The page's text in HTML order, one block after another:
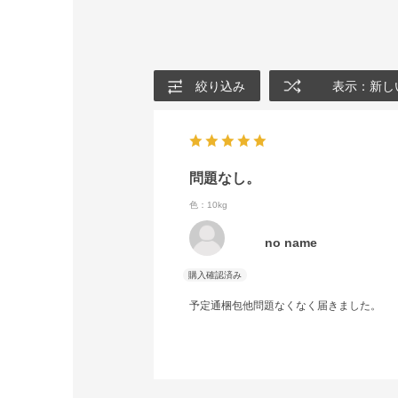
絞り込み 表示：新し
問題なし。
色：10kg
no name
予定通梱包他問題なくなく届きました。